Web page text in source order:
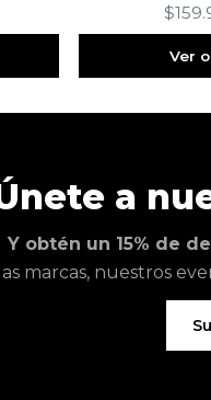
Ver
a
Y obtén un 15% de
marcas, nuestros